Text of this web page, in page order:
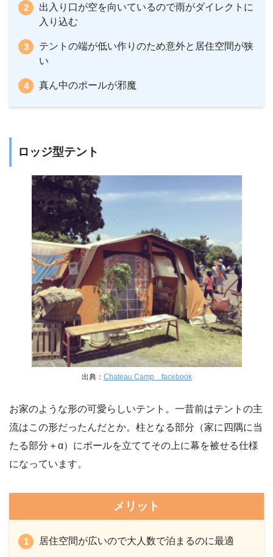
出入り口が空を向いているので雨がダイレクトに
入り込む
テントの端が低い作りのため意外と居住空間が狭
い
真ん中のポールが邪魔
ロッジ型テント
出典： Chateau Camp facebook
お家のような形の可愛らしいテント。一昔前はテントの主
流はこの形だったんだとか。柱となる部分（家に四隅に当
たる部分＋α）にポールを立ててその上に幕を被せる仕様
になっています。
メリット
居住空間が広いので大人数で泊まるのに最適